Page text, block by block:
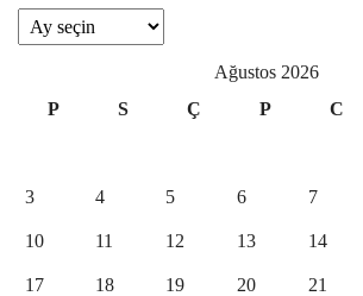
Arşivler
Ağustos 2026
P
S Ç P C
3 4 5 6 7
10 11 12 13 14
17 18 19 20 21